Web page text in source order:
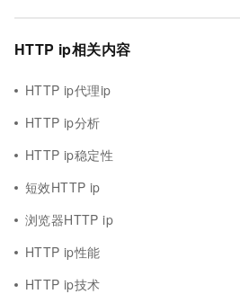
HTTP ip相关内容
HTTP ip代理ip
HTTP ip分析
HTTP ip稳定性
短效HTTP ip
浏览器HTTP ip
HTTP ip性能
HTTP ip技术